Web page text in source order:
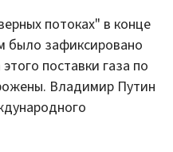
потоках" в конце
было зафиксировано
поставки газа по
Владимир Путин